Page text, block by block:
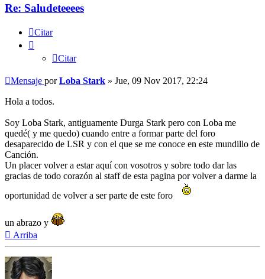
Re: Saludeteeees
Citar
Citar
Mensaje porLoba Stark » Jue, 09 Nov 2017, 22:24
Hola a todos.
Soy Loba Stark, antiguamente Durga Stark pero con Loba me
quedé( y me quedo) cuando entre a formar parte del foro
desaparecido de LSR y con el que se me conoce en este mundillo de
Canción.
Un placer volver a estar aquí con vosotros y sobre todo dar las
gracias de todo corazón al staff de esta pagina por volver a darme la
oportunidad de volver a ser parte de este foro
un abrazo y
Arriba